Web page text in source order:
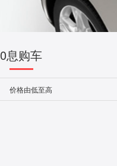
0息购车
价格由低至高